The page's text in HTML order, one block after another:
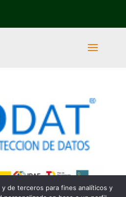
de terceros para fines analíticos y